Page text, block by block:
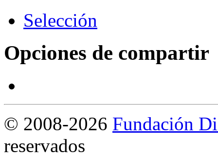
Selección
Opciones de compartir
© 2008-2026 Fundación
reservados